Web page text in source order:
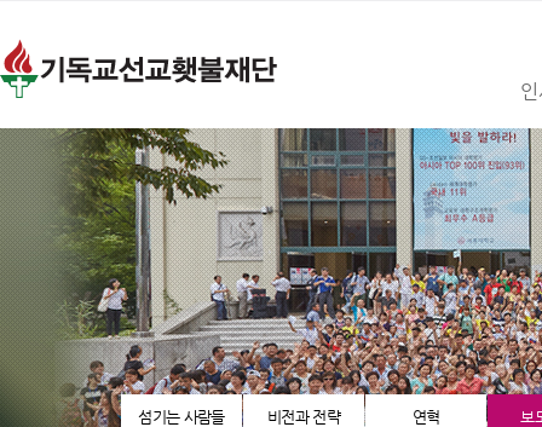
섬기는 사람들 비전과 전략 연혁 보